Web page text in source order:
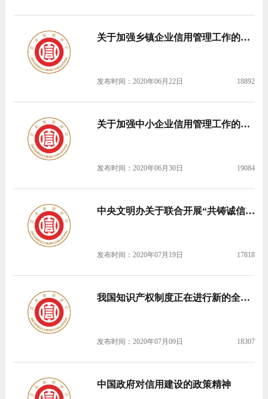
关于加强乡镇企业信用管理工作的意见
发布时间：2020年06月22日 18892
关于加强中小企业信用管理工作的若干意见
发布时间：2020年06月30日 19084
中央文明办关于联合开展“共铸诚信”活动的通知
发布时间：2020年07月19日 17818
我国知识产权制度正在进行新的全面创新
发布时间：2020年07月09日 18307
中国政府对信用建设的政策精神